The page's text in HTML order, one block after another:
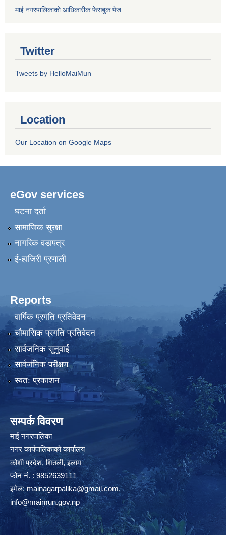
माई नगरपालिकाको आधिकारीक फेसबुक पेज
Twitter
Tweets by HelloMaiMun
Location
Our Location on Google Maps
eGov services
घटना दर्ता
सामाजिक सुरक्षा
नागरिक वडापत्र
ई-हाजिरी प्रणाली
Reports
वार्षिक प्रगति प्रतिवेदन
चौमासिक प्रगति प्रतिवेदन
सार्वजनिक सुनुवाई
सार्वजनिक परीक्षण
स्वत: प्रकाशन
सम्पर्क विवरण
माई नगरपालिका
नगर कार्यपालिकाको कार्यालय
कोशी प्रदेश, शितली, इलाम
फोन नं. : 9852639111
इमेल:mainagarpalika@gmail.com,
info@maimun.gov.np